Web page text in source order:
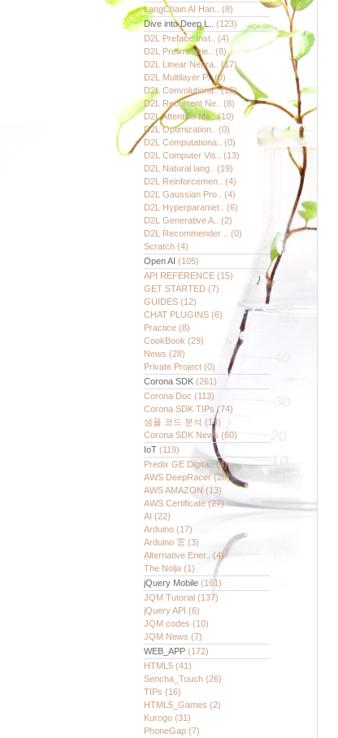
LangChain AI Han.. (8)
Dive into Deep L.. (123)
D2L Preface Inst.. (4)
D2L Preliminarie.. (8)
D2L Linear Neura.. (17)
D2L Multilayer P..(8)
D2L Convolutiona..(16)
D2L Recurrent Ne.. (8)
D2L Attention Me..(10)
D2L Optimization.. (0)
D2L Computationa.. (0)
D2L Computer Vis.. (13)
D2L Natural lang.. (19)
D2L Reinforcemen.. (4)
D2L Gaussian Pro.. (4)
D2L Hyperparamet.. (6)
D2L Generative A.. (2)
D2L Recommender .. (0)
Scratch (4)
Open AI (105)
API REFERENCE (15)
GET STARTED (7)
GUIDES (12)
CHAT PLUGINS (6)
Practice (8)
CookBook (29)
News (28)
Private Project (0)
Corona SDK (261)
Corona Doc (113)
Corona SDK TIPs (74)
샘플 코드 분석 (14)
Corona SDK News (60)
IoT (119)
Predix GE Digita.. (4)
AWS DeepRacer(28)
AWS AMAZON (13)
AWS Certificate(27)
AI (22)
Arduino (17)
Arduino 雲 (3)
Alternative Ener.. (4)
The Nolja (1)
jQuery Mobile (161)
JQM Tutorial (137)
jQuery API (6)
JQM codes (10)
JQM News (7)
WEB_APP (172)
HTML5 (41)
Sencha_Touch (26)
TIPs (16)
HTML5_Games (2)
Kurogo (31)
PhoneGap (7)